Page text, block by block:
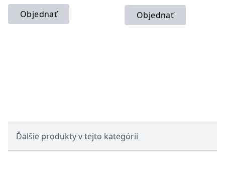
Objednať Objednať
Ďalšie produkty v tejto kategórii